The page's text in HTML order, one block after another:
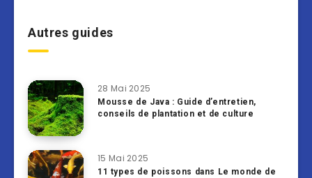
Autres guides
28 Mai 2025
Mousse de Java : Guide d’entretien,
conseils de plantation et de culture
15 Mai 2025
11 types de poissons dans Le monde de